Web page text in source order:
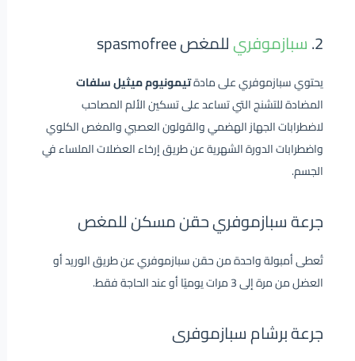
2. سبازموفريللمغص spasmofree
يحتوي سبازموفري على مادةتيمونيوم ميثيل سلفات
المضادة للتشنج التي تساعد على تسكين الألم المصاحب
لاضطرابات الجهاز الهضمي والقولون العصبي والمغص الكلوي
واضطرابات الدورة الشهرية عن طريق إرخاء العضلات الملساء في
الجسم.
جرعة سبازموفري حقن مسكن للمغص
تُعطى أمبولة واحدة من حقن سبازموفري عن طريق الوريد أو
العضل من مرة إلى 3 مرات يوميًا أو عند الحاجة فقط.
جرعة برشام سبازموفرى